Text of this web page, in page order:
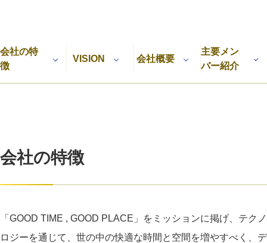
パートナーの方へ
会社の特
徴
VISION 会社概要
主要メン
バー紹介
会社の特徴
「GOOD TIME , GOOD PLACE」をミッションに掲げ、テクノ
ロジーを通じて、世の中の快適な時間と空間を増やすべく、デ